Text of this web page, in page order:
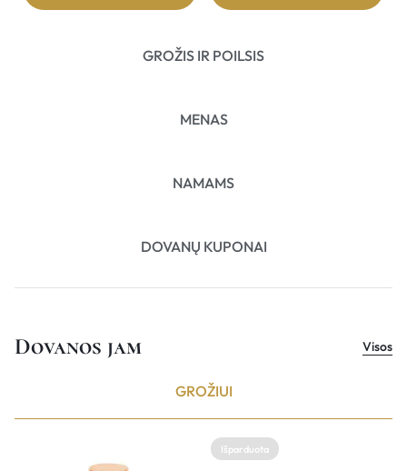
GROŽIS IR POILSIS
MENAS
NAMAMS
DOVANŲ KUPONAI
Dovanos jam Visos
GROŽIUI
Išparduota